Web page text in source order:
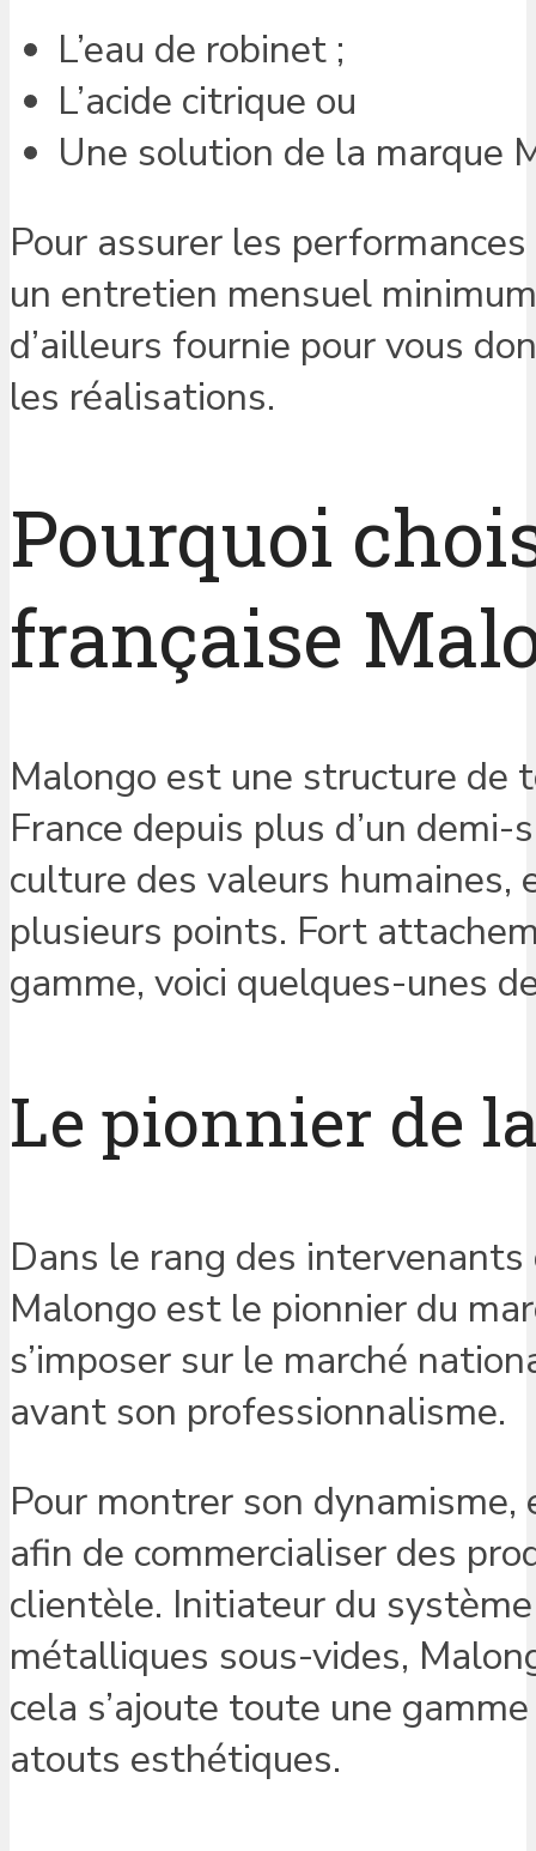
L’eau de robinet ;
L’acide citrique ou
Une solution de la marque
Pour assurer les
un entretien mensuel
d’ailleurs fournie pour vous
les réalisations.
Pourquoi
française
Malongo est une structure de
France depuis plus d’un
culture des valeurs humaines,
plusieurs points. Fort
gamme, voici quelques-unes
Le pionnier de
Dans le rang des intervenants
Malongo est le pionnier du
s’imposer sur le marché
avant son professionnalisme.
Pour montrer son
afin de commercialiser des
clientèle. Initiateur du
métalliques sous-vides,
cela s’ajoute toute une
atouts esthétiques.